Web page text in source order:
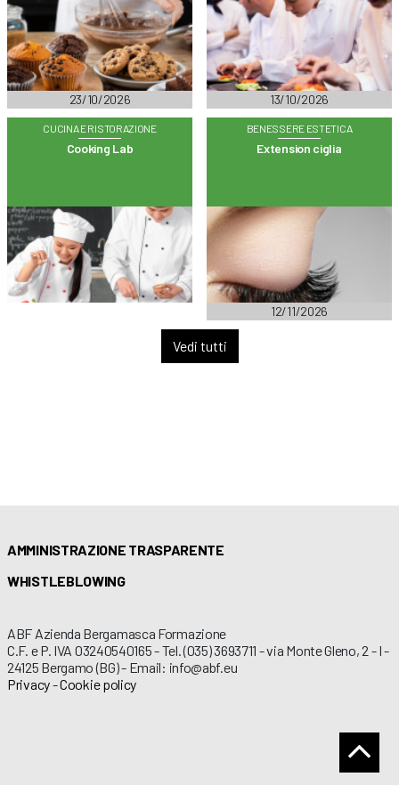
23/10/2026 13/10/2026
CUCINA E RISTORAZIONE
Cooking Lab
BENESSERE ESTETICA
Extension ciglia
12/11/2026
Vedi tutti
AMMINISTRAZIONE TRASPARENTE
WHISTLEBLOWING
ABF Azienda Bergamasca Formazione
C.F. e P. IVA 03240540165 - Tel. (035) 3693711 - via Monte Gleno, 2 - I -
24125 Bergamo (BG) - Email: info@abf.eu
Privacy-Cookie policy